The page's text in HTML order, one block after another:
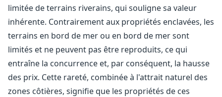
limitée de terrains riverains, qui souligne sa valeur
inhérente. Contrairement aux propriétés enclavées, les
terrains en bord de mer ou en bord de mer sont
limités et ne peuvent pas être reproduits, ce qui
entraîne la concurrence et, par conséquent, la hausse
des prix. Cette rareté, combinée à l'attrait naturel des
zones côtières, signifie que les propriétés de ces